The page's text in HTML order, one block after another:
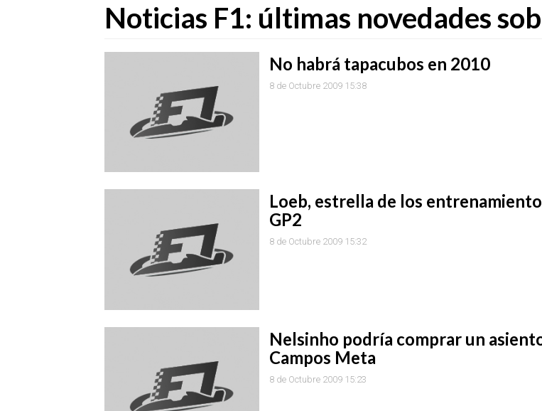
Noticias F1: últimas novedades
No habrá tapacubos en 2010
8 de Octubre 2009 15:38
Loeb, estrella de los
GP2
8 de Octubre 2009 15:32
Nelsinho podría comprar un
Campos Meta
8 de Octubre 2009 15:23